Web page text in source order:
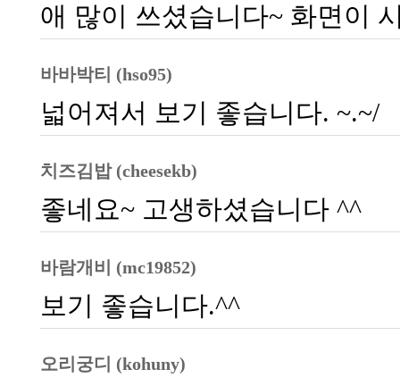
애 많이 쓰셨습니다~ 화면이
바바박티 (hso95)
넓어져서 보기 좋습니다. ~.~/
치즈김밥 (cheesekb)
좋네요~ 고생하셨습니다 ^^
바람개비 (mc19852)
보기 좋습니다.^^
오리궁디 (kohuny)